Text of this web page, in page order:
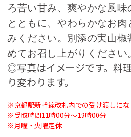
ろ苦い甘み、爽やかな風味
とともに、やわらかなお肉
みください。別添の実山椒
めてお召し上がりください
◎写真はイメージです。料
り変わります。
※京都駅新幹線改札内での受け渡しにな
※受取時間11時00分～19時00分
※月曜・火曜定休